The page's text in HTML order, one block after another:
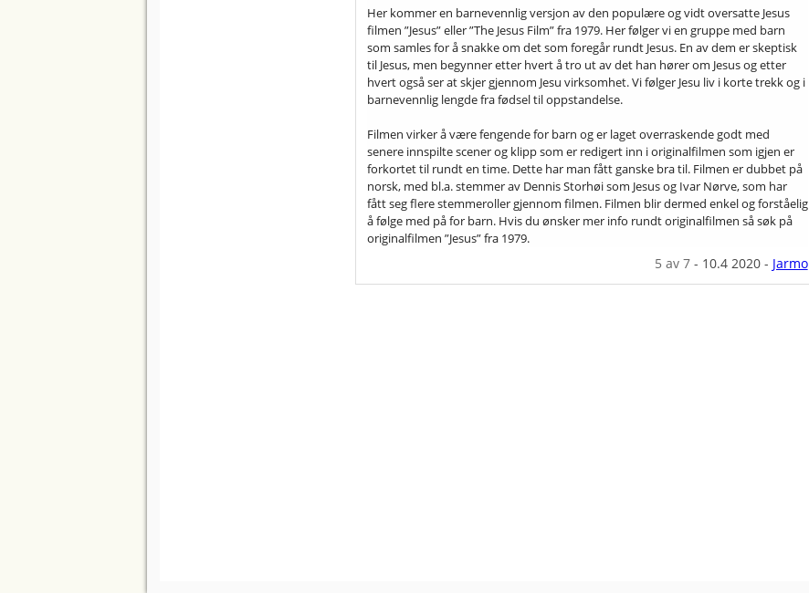
Her kommer en barnevennlig versjon av den populære og vidt oversatte Jesus
filmen ”Jesus” eller ”The Jesus Film” fra 1979. Her følger vi en gruppe med barn
som samles for å snakke om det som foregår rundt Jesus. En av dem er skeptisk
til Jesus, men begynner etter hvert å tro ut av det han hører om Jesus og etter
hvert også ser at skjer gjennom Jesu virksomhet. Vi følger Jesu liv i korte trekk og i
barnevennlig lengde fra fødsel til oppstandelse.
Filmen virker å være fengende for barn og er laget overraskende godt med
senere innspilte scener og klipp som er redigert inn i originalfilmen som igjen er
forkortet til rundt en time. Dette har man fått ganske bra til. Filmen er dubbet på
norsk, med bl.a. stemmer av Dennis Storhøi som Jesus og Ivar Nørve, som har
fått seg flere stemmeroller gjennom filmen. Filmen blir dermed enkel og forståelig
å følge med på for barn. Hvis du ønsker mer info rundt originalfilmen så søk på
originalfilmen ”Jesus” fra 1979.
5 av 7- 10.4 2020- Jarmo